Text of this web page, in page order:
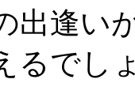
出逢い
るでし